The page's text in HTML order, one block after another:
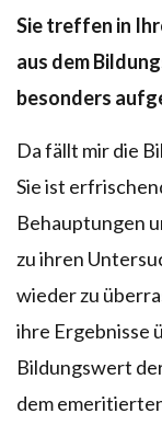
Sie treffen in
aus dem
besonders
Da fällt mir die
Sie ist
Behauptungen
zu ihren
wieder zu
ihre Ergebnisse
Bildungswert
dem